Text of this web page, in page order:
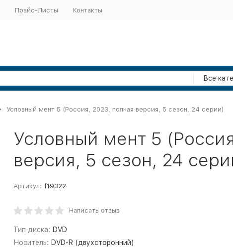
Прайс-Листы Контакты
Все
Условный мент 5 (Россия, 2023, полная версия, 5 сезон, 24 серии)
Условный мент 5
версия, 5 сезон, 24
Артикул: f19322
Написать отзыв
Тип диска: DVD
Носитель: DVD-R (двухсторонний)